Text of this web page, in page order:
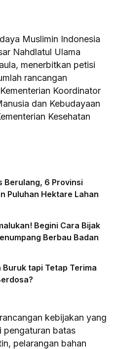
Muslimin Indonesia
Nahdlatul Ulama
menerbitkan petisi
rancangan
Koordinator
dan Kebudayaan
Kesehatan
Berulang, 6 Provinsi
Puluhan Hektare Lahan
Begini Cara Bijak
Berbau Badan
Buruk tapi Tetap Terima
kebijakan yang
pengaturan batas
pelarangan bahan